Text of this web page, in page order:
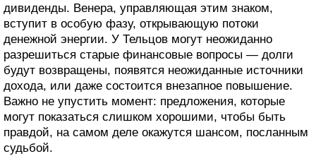
дивиденды. Венера, управляющая этим знаком,
вступит в особую фазу, открывающую потоки
денежной энергии. У Тельцов могут неожиданно
разрешиться старые финансовые вопросы — долги
будут возвращены, появятся неожиданные источники
дохода, или даже состоится внезапное повышение.
Важно не упустить момент: предложения, которые
могут показаться слишком хорошими, чтобы быть
правдой, на самом деле окажутся шансом, посланным
судьбой.